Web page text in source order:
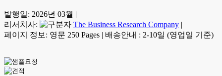
발행일: 2026년 03월 |
리서치사:
The Business Research Company |
페이지 정보: 영문 250 Pages | 배송안내 : 2-10일 (영업일 기준)